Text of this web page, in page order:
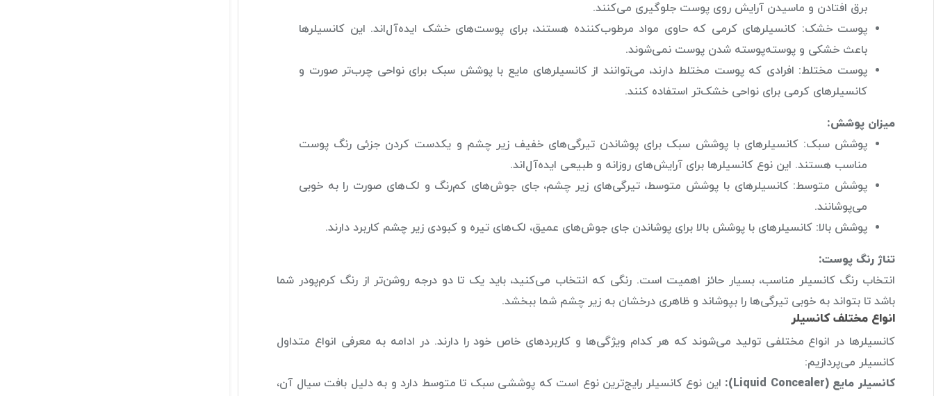
برق افتادن و ماسیدن آرایش روی پوست جلوگیری می‌کنند.
پوست خشک: کانسیلرهای کرمی که حاوی مواد مرطوب‌کننده هستند، برای پوست‌های خشک ایده‌آل‌اند. این کانسیلرها
باعث خشکی و پوسته‌پوسته شدن پوست نمی‌شوند.
پوست مختلط: افرادی که پوست مختلط دارند، می‌توانند از کانسیلرهای مایع با پوشش سبک برای نواحی چرب‌تر صورت و
کانسیلرهای کرمی برای نواحی خشک‌تر استفاده کنند.
میزان پوشش:
پوشش سبک: کانسیلرهای با پوشش سبک برای پوشاندن تیرگی‌های خفیف زیر چشم و یکدست کردن جزئی رنگ پوست
مناسب هستند. این نوع کانسیلرها برای آرایش‌های روزانه و طبیعی ایده‌آل‌اند.
پوشش متوسط: کانسیلرهای با پوشش متوسط، تیرگی‌های زیر چشم، جای جوش‌های کم‌رنگ و لک‌های صورت را به خوبی
می‌پوشانند.
پوشش بالا: کانسیلرهای با پوشش بالا برای پوشاندن جای جوش‌های عمیق، لک‌های تیره و کبودی زیر چشم کاربرد دارند.
تناژ رنگ پوست:
انتخاب رنگ کانسیلر مناسب، بسیار حائز اهمیت است. رنگی که انتخاب می‌کنید، باید یک تا دو درجه روشن‌تر از رنگ کرم‌پودر شما
باشد تا بتواند به خوبی تیرگی‌ها را بپوشاند و ظاهری درخشان به زیر چشم شما ببخشد.
انواع مختلف کانسیلر
کانسیلرها در انواع مختلفی تولید می‌شوند که هر کدام ویژگی‌ها و کاربردهای خاص خود را دارند. در ادامه به معرفی انواع متداول
کانسیلر می‌پردازیم:
کانسیلر مایع (Liquid Concealer):
این نوع کانسیلر رایج‌ترین نوع است که پوششی سبک تا متوسط دارد و به دلیل بافت سیال آن،